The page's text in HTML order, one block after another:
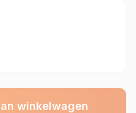
winkelwagen